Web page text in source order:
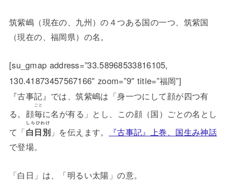
筑紫嶋（現在の、九州）の４つある国の一つ、筑紫国
（現在の、福岡県）の名。
[su_gmap address=”33.58968533816105,
130.41873457567166″ zoom=”9″ title=”福岡”]
『古事記』では、筑紫嶋は「身一つにして顔が四つ有
る。顔毎
ごと
に名が有る」とし、この顔（国）ごとの名とし
て「白日別
しらひわけ
」を伝えます。
『古事記』上巻、国生み神話
で登場。
「白日」は、「明るい太陽」の意。